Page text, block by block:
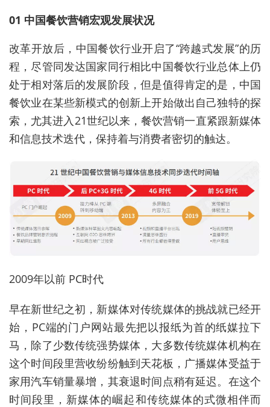
01 中国餐饮营销宏观发展状况
改革开放后，中国餐饮行业开启了“跨越式发展”的历
程，尽管同发达国家同行相比中国餐饮行业总体上仍
处于相对落后的发展阶段，但是值得肯定的是，中国
餐饮业在某些新模式的创新上开始做出自己独特的探
索，尤其进入21世纪以来，餐饮营销一直紧跟新媒体
和信息技术迭代，保持着与消费者密切的触达。
2009年以前 PC时代
早在新世纪之初，新媒体对传统媒体的挑战就已经开
始，PC端的门户网站最先把以报纸为首的纸媒拉下
马，除了少数传统强势媒体，大多数传统媒体机构在
这个时间段里营收纷纷触到天花板，广播媒体受益于
家用汽车销量暴增，其衰退时间点稍有延迟。在这个
时间段里，新媒体的崛起和传统媒体的式微相伴而